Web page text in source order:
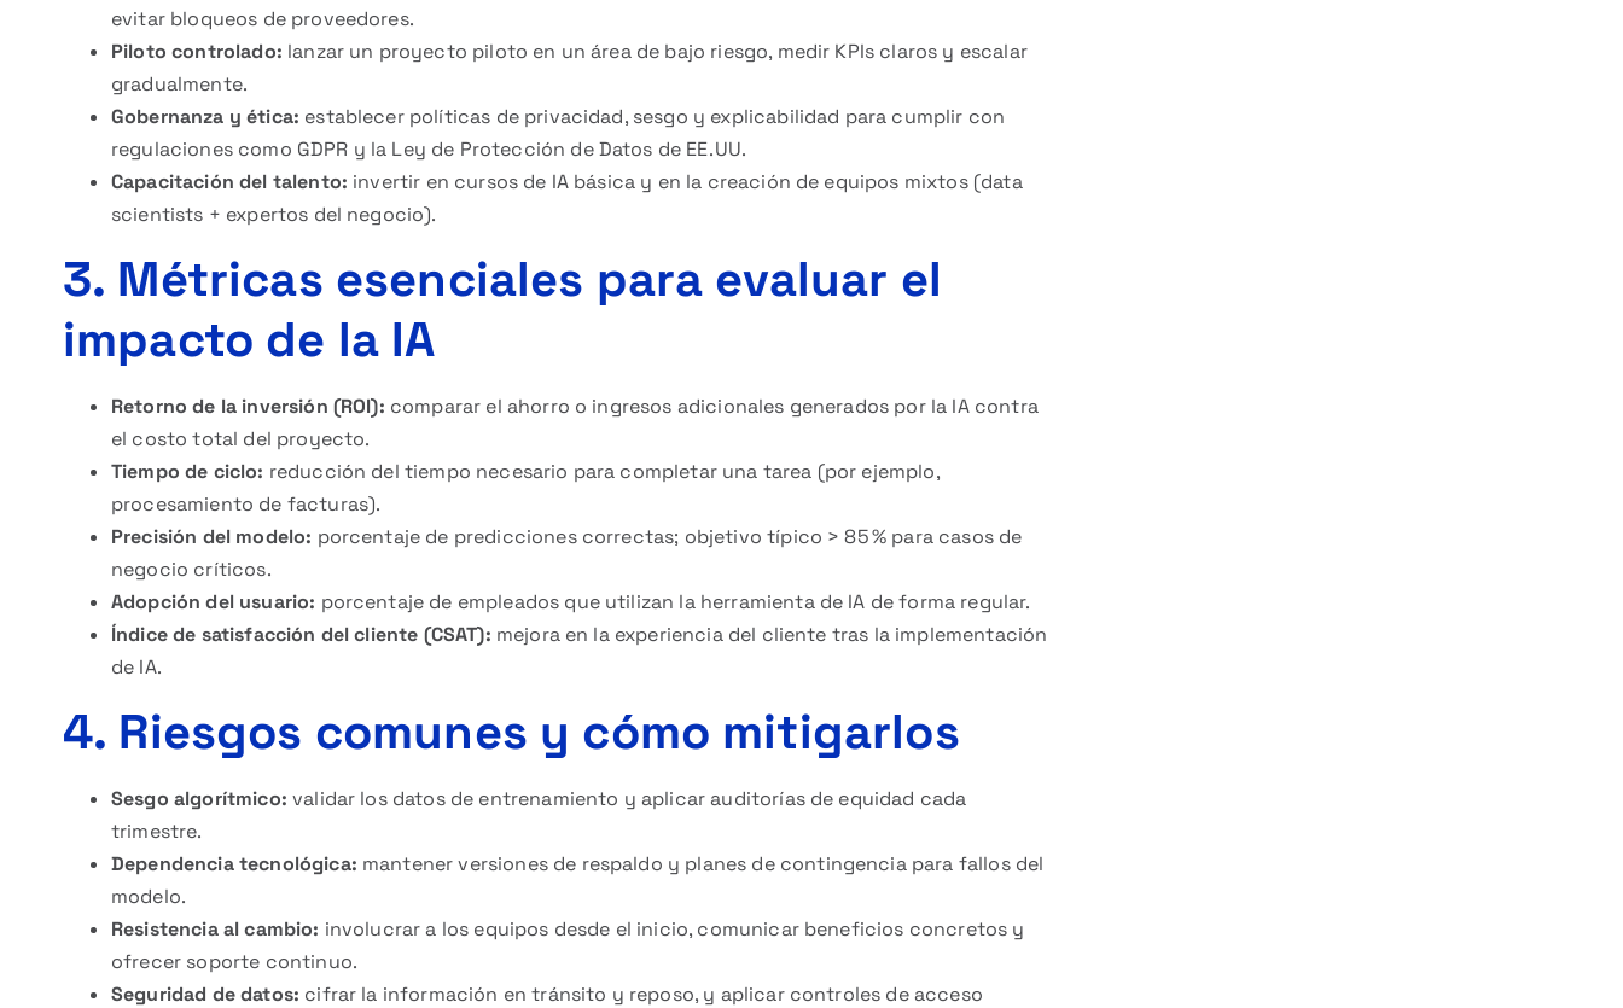
evitar bloqueos de proveedores.
Piloto controlado: lanzar un proyecto piloto en un área de bajo riesgo, medir KPIs claros y escalar
gradualmente.
Gobernanza y ética: establecer políticas de privacidad, sesgo y explicabilidad para cumplir con
regulaciones como GDPR y la Ley de Protección de Datos de EE. UU.
Capacitación del talento: invertir en cursos de IA básica y en la creación de equipos mixtos (data
scientists + expertos del negocio).
3. Métricas esenciales para evaluar el
impacto de la IA
Retorno de la inversión (ROI): comparar el ahorro o ingresos adicionales generados por la IA contra
el costo total del proyecto.
Tiempo de ciclo: reducción del tiempo necesario para completar una tarea (por ejemplo,
procesamiento de facturas).
Precisión del modelo: porcentaje de predicciones correctas; objetivo típico > 85 % para casos de
negocio críticos.
Adopción del usuario: porcentaje de empleados que utilizan la herramienta de IA de forma regular.
Índice de satisfacción del cliente (CSAT): mejora en la experiencia del cliente tras la implementación
de IA.
4. Riesgos comunes y cómo mitigarlos
Sesgo algorítmico: validar los datos de entrenamiento y aplicar auditorías de equidad cada
trimestre.
Dependencia tecnológica: mantener versiones de respaldo y planes de contingencia para fallos del
modelo.
Resistencia al cambio: involucrar a los equipos desde el inicio, comunicar beneficios concretos y
ofrecer soporte continuo.
Seguridad de datos: cifrar la información en tránsito y reposo, y aplicar controles de acceso